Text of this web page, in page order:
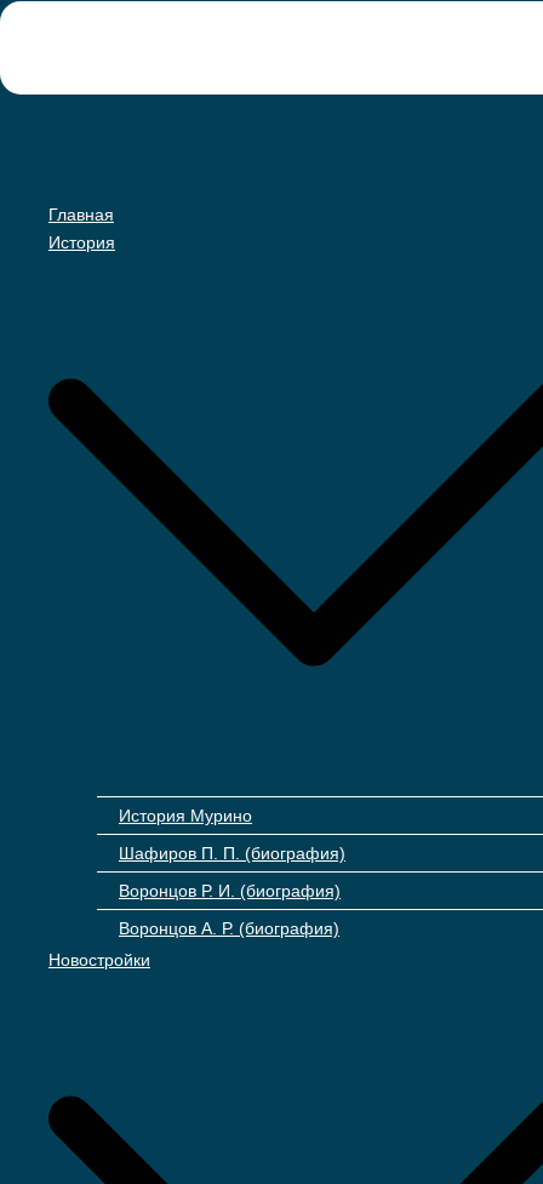
Главная
История
История Мурино
Шафиров П. П. (биография)
Воронцов Р. И. (биография)
Воронцов А. Р. (биография)
Новостройки